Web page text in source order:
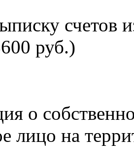
счетов
руб.)
о
лицо на